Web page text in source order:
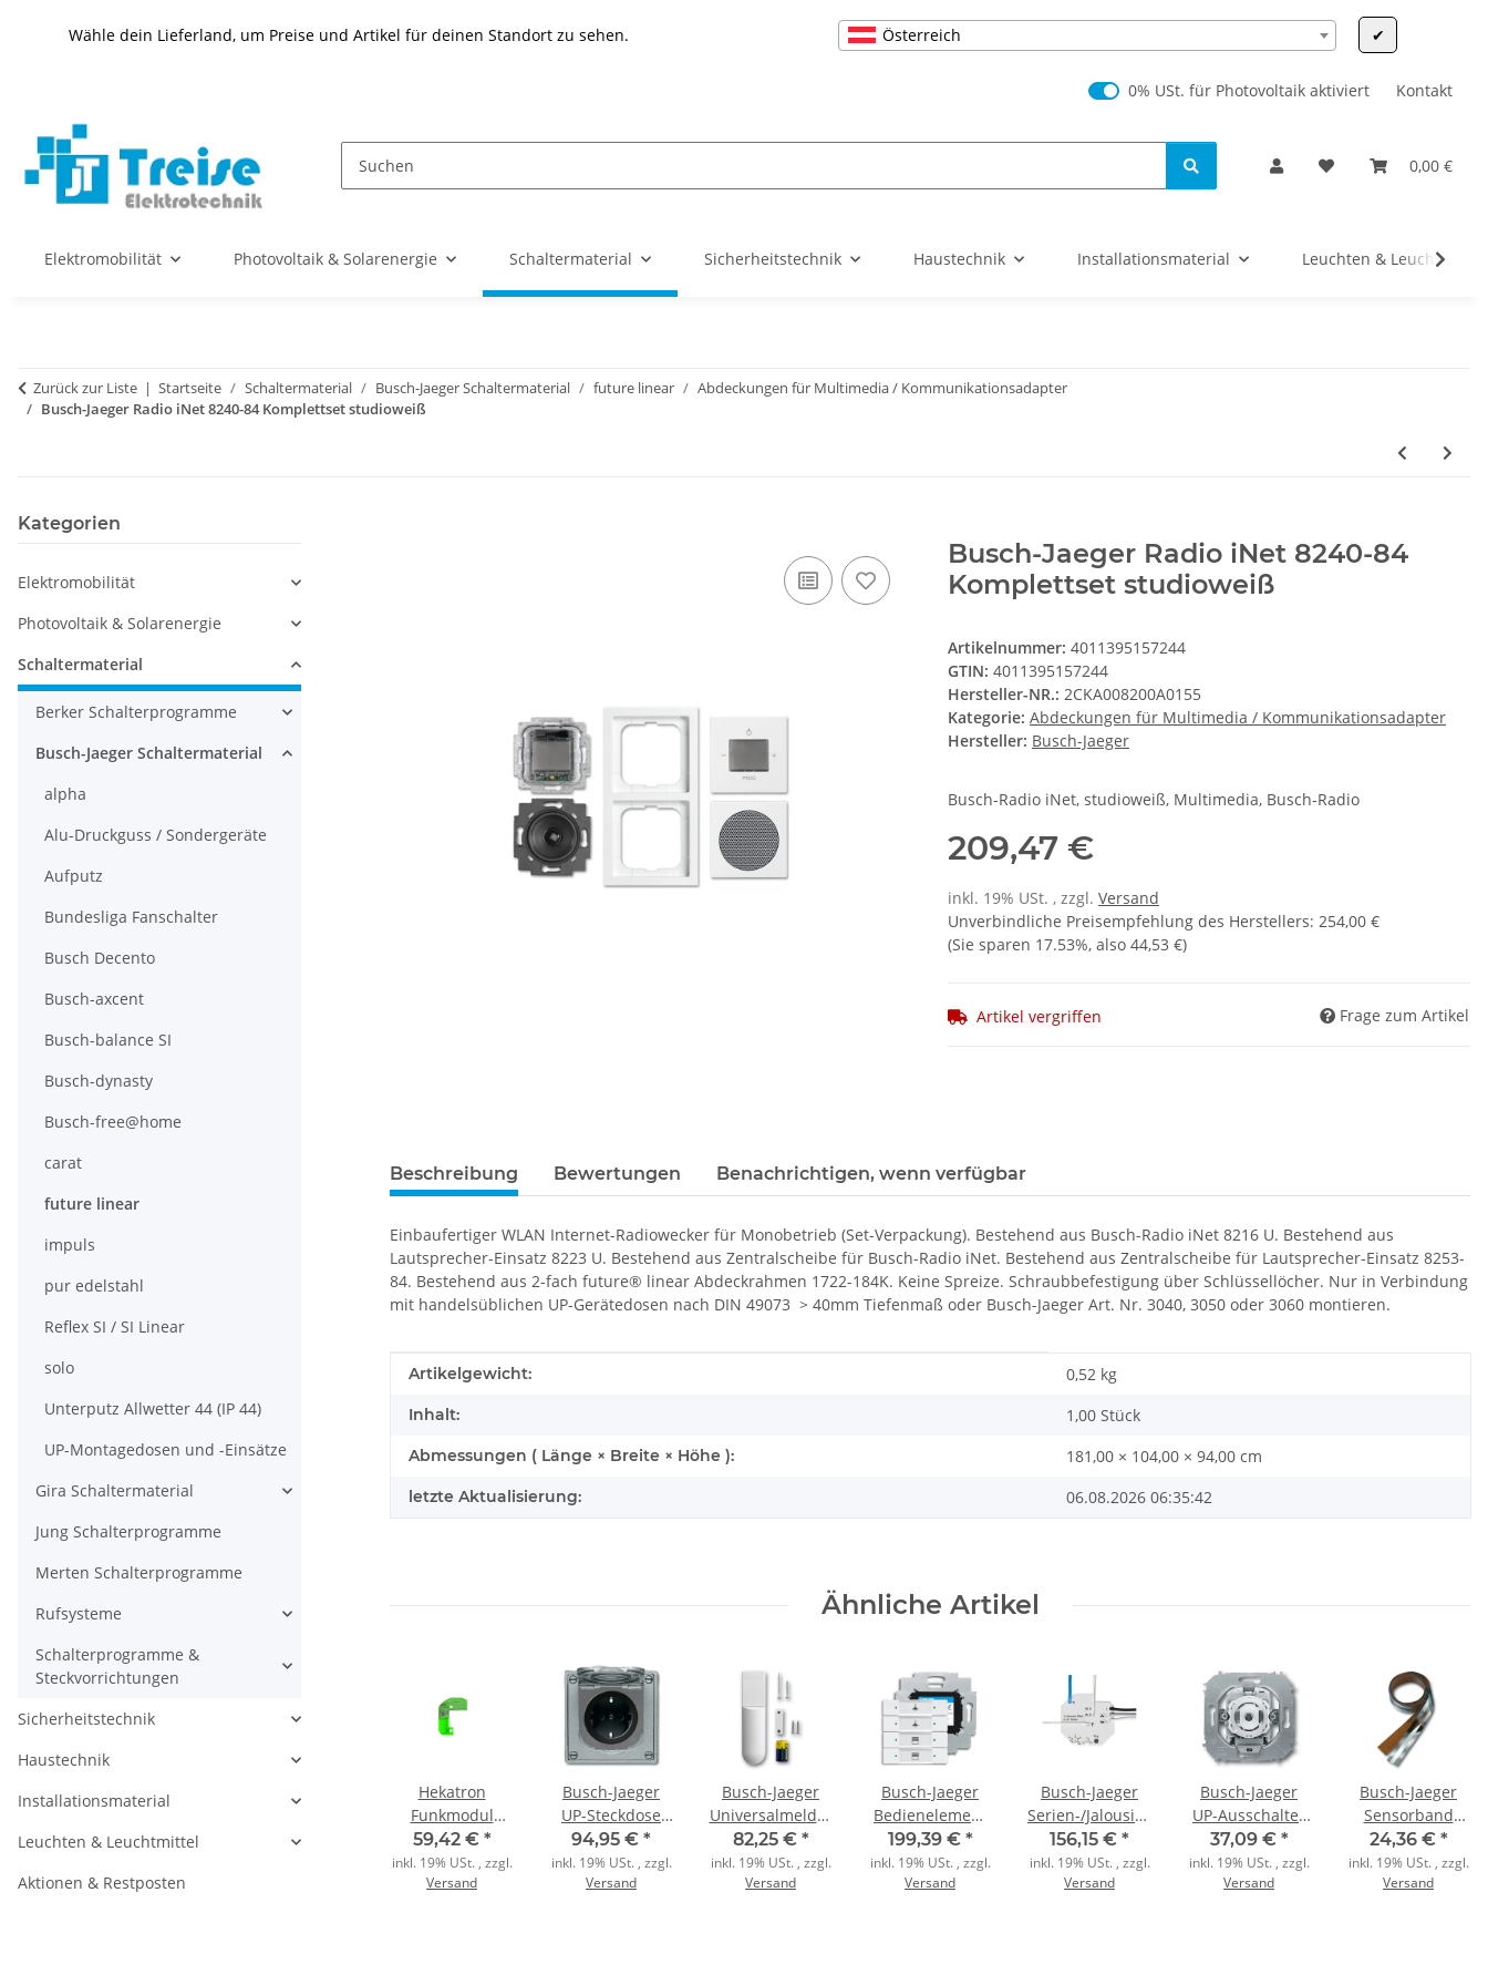
Wähle dein Lieferland, um Preise und Artikel für deinen Standort zu sehen. Österreich ✔
0% USt. für Photovoltaik (§ 12 Abs. 3 UStG)
0% USt. für Photovoltaik aktiviert Kontakt
0,00 €
Elektromobilität Photovoltaik & Solarenergie Schaltermaterial Sicherheitstechnik Haustechnik Installationsmaterial Leuchten & Leuchtmittel
Zurück zur Liste Startseite Schaltermaterial Busch-Jaeger Schaltermaterial future linear
Abdeckungen für Multimedia / Kommunikationsadapter
Busch-Jaeger Radio iNet 8240-84 Komplettset studioweiß
Busch-Jaeger Radio iNet 8240-84
Komplettset studioweiß
Artikelnummer: 4011395157244
GTIN: 4011395157244
Hersteller-NR.: 2CKA008200A0155
Kategorie: Abdeckungen für Multimedia / Kommunikationsadapter
Hersteller: Busch-Jaeger
Busch-Radio iNet, studioweiß, Multimedia, Busch-Radio
209,47 €
inkl. 19% USt. , zzgl. Versand
Unverbindliche Preisempfehlung des Herstellers: 254,00 €
(Sie sparen 17.53%, also 44,53 €)
Artikel vergriffen Frage zum Artikel
Beschreibung Bewertungen Benachrichtigen, wenn verfügbar
Einbaufertiger WLAN Internet-Radiowecker für Monobetrieb (Set-Verpackung). Bestehend aus Busch-Radio iNet 8216 U. Bestehend aus
Lautsprecher-Einsatz 8223 U. Bestehend aus Zentralscheibe für Busch-Radio iNet. Bestehend aus Zentralscheibe für Lautsprecher-Einsatz 8253-
84. Bestehend aus 2-fach future® linear Abdeckrahmen 1722-184K. Keine Spreize. Schraubbefestigung über Schlüssellöcher. Nur in Verbindung
mit handelsüblichen UP-Gerätedosen nach DIN 49073 > 40mm Tiefenmaß oder Busch-Jaeger Art. Nr. 3040, 3050 oder 3060 montieren.
Produkteigenschaft
Wert
Artikelgewicht: 0,52 kg
Inhalt: 1,00 Stück
Abmessungen ( Länge × Breite × Höhe ): 181,00 × 104,00 × 94,00 cm
letzte Aktualisierung: 06.08.2026 06:35:42
Ähnliche Artikel
Busch-Jaeger
1097 U
82,88 €*
Versand
108900 38x36
41,26 €
Hekatron
Funkmodul
Basis X für
Genius Plus X
und Genius Hx
59,42 € *
inkl. 19% USt. , zzgl.
Versand
Busch-Jaeger
UP-Steckdose
SCHUKO 20
EFDB2 grau
94,95 € *
inkl. 19% USt. , zzgl.
Versand
Busch-Jaeger
Universalmelder
6222/2 AP-64-WL
studioweiß matt
82,25 € *
inkl. 19% USt. , zzgl.
Versand
Busch-Jaeger
Bedienelement
6127/01-84
4fach
studioweiß
199,39 € *
inkl. 19% USt. , zzgl.
Versand
Busch-Jaeger
Serien-/Jalousieaktor
6705-101
WaveLine
studioweiß
156,15 € *
inkl. 19% USt. , zzgl.
Versand
Busch-Jaeger
UP-Ausschalter
2001/2 UKGL-
101
37,09 € *
inkl. 19% USt. , zzgl.
Versand
Busch-Jaeger
Sensorband
1538/02 2m
24,36 € *
inkl. 19% USt. , zzgl.
Versand
Kategorien
Elektromobilität
Photovoltaik & Solarenergie
Schaltermaterial
Berker Schalterprogramme
Busch-Jaeger Schaltermaterial
alpha
Alu-Druckguss / Sondergeräte
Aufputz
Bundesliga Fanschalter
Busch Decento
Busch-axcent
Busch-balance SI
Busch-dynasty
Busch-free@home
carat
future linear
impuls
pur edelstahl
Reflex SI / SI Linear
solo
Unterputz Allwetter 44 (IP 44)
UP-Montagedosen und -Einsätze
Gira Schaltermaterial
Jung Schalterprogramme
Merten Schalterprogramme
Rufsysteme
Schalterprogramme &
Steckvorrichtungen
Sicherheitstechnik
Haustechnik
Installationsmaterial
Leuchten & Leuchtmittel
Aktionen & Restposten